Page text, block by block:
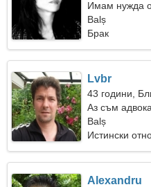
Имам нужда
отидем на
Balș
Брак
Lvbr
43 години,
Аз съм
жена
Balș
Истински
Alexandru